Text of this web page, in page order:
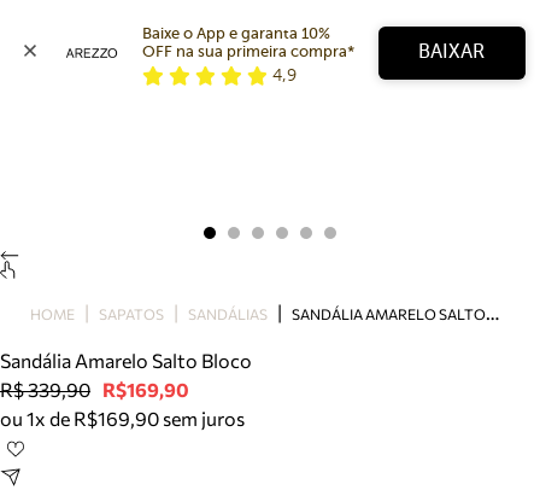
Bolsa
Tamanco
Tênis
Mule
Baixe o App e garanta 10%
OFF na sua primeira compra*
4,9
BAIXAR
HOME SAPATOS SANDÁLIAS S
ANDÁLIA AMARELO SALTO BLOCO
Sandália Amarelo Salto Bloco
R$ 339,90 R$169,90
ou 1x de R$169,90 sem juros